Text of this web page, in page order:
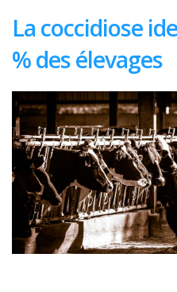
La coccidiose
% des élevages